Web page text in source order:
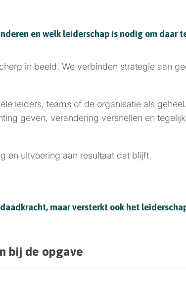
en welk leiderschap is nodig om daar
in beeld. We verbinden strategie aan
leiders, teams of de organisatie als
geven, verandering versnellen en
en uitvoering aan resultaat dat blijft.
maar versterkt ook het
bij de opgave